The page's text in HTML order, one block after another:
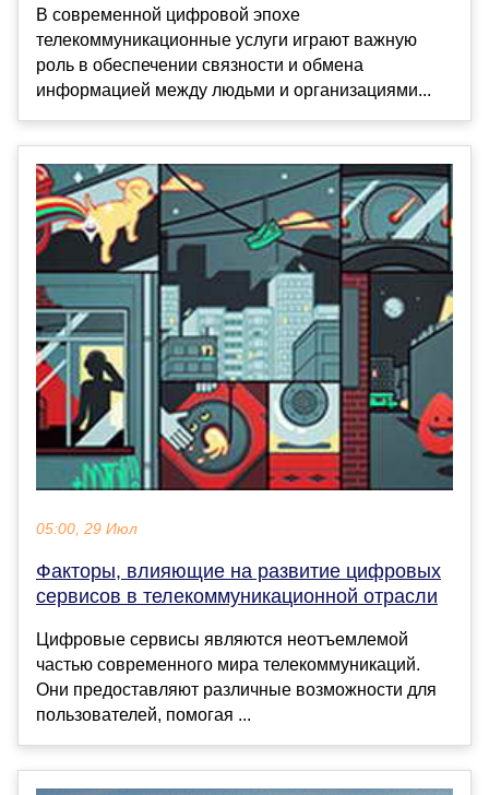
В современной цифровой эпохе
телекоммуникационные услуги играют важную
роль в обеспечении связности и обмена
информацией между людьми и организациями...
05:00, 29 Июл
Факторы, влияющие на развитие цифровых
сервисов в телекоммуникационной отрасли
Цифровые сервисы являются неотъемлемой
частью современного мира телекоммуникаций.
Они предоставляют различные возможности для
пользователей, помогая ...